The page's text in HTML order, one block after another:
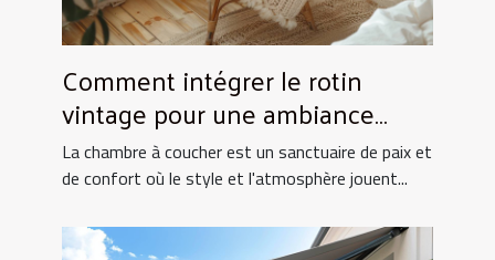
Comment intégrer le rotin
vintage pour une ambiance
chaleureuse en chambre
La chambre à coucher est un sanctuaire de paix et
de confort où le style et l'atmosphère jouent...